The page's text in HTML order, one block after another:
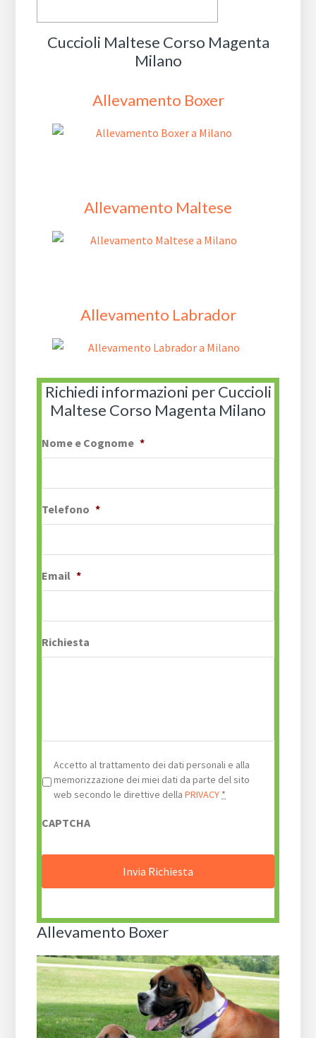
Cuccioli Maltese Corso Magenta
Milano
Allevamento Boxer
Allevamento Maltese
Allevamento Labrador
Richiedi informazioni per Cuccioli
Maltese Corso Magenta Milano
Nome e Cognome *
Telefono *
Email *
Richiesta
Privacy *
Accetto al trattamento dei dati personali e alla
memorizzazione dei miei dati da parte del sito
web secondo le direttive dellaPRIVACY *
CAPTCHA
Allevamento Boxer